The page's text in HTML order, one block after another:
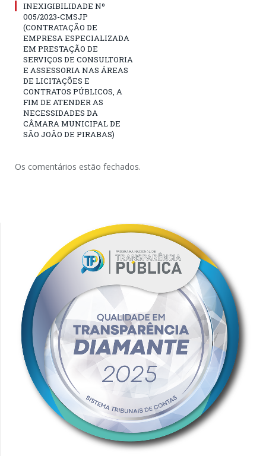
INEXIGIBILIDADE Nº
005/2023-CMSJP
(CONTRATAÇÃO DE
EMPRESA ESPECIALIZADA
EM PRESTAÇÃO DE
SERVIÇOS DE CONSULTORIA
E ASSESSORIA NAS ÁREAS
DE LICITAÇÕES E
CONTRATOS PÚBLICOS, A
FIM DE ATENDER AS
NECESSIDADES DA
CÂMARA MUNICIPAL DE
SÃO JOÃO DE PIRABAS)
Os comentários estão fechados.